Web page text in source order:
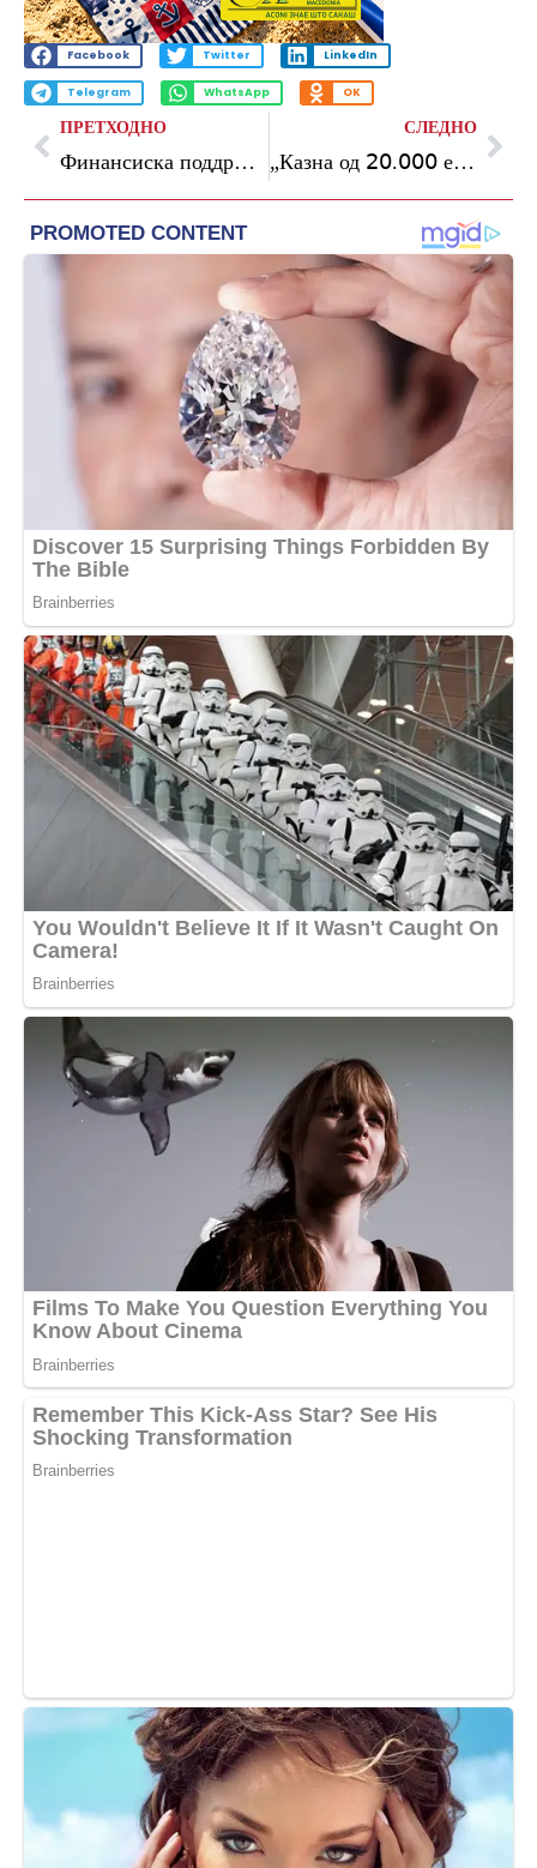
Facebook Twitter LinkedIn
Telegram WhatsApp OK
ПРЕТХОДНО
Финансиска поддршка за санација на покриви и лифтови, пријавете се на јавниот повик на општина Центар, вели Герасимовски
СЛЕДНО
„Казна од 𝟤𝟢.𝟢𝟢𝟢 евра за незаконско фрлање отпад – нема толеранција!“, порачуваат од општина Аеродром